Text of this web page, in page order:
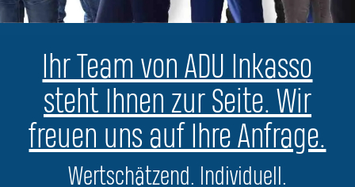
Ihr Team von ADU Inkasso
steht Ihnen zur Seite. Wir
freuen uns auf Ihre Anfrage.
Wertschätzend. Individuell.